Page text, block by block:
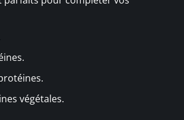
végétales.